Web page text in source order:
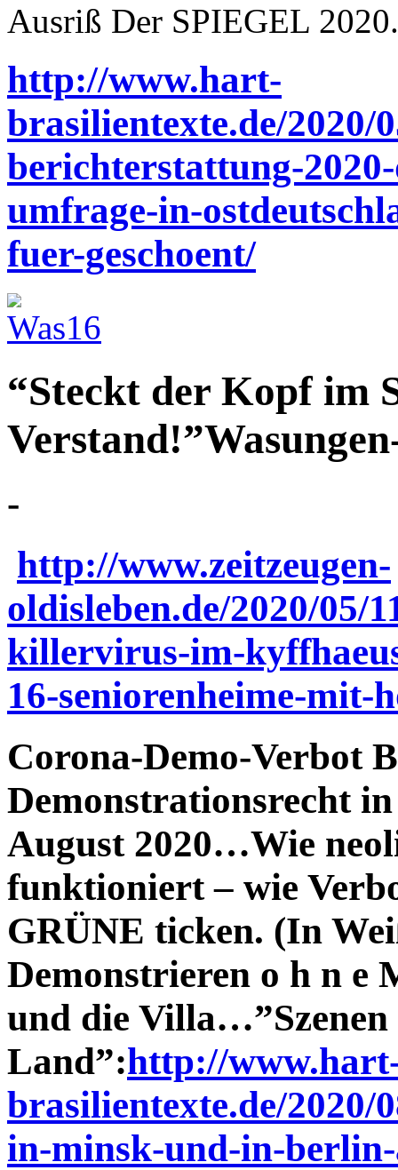
Ausriß Der SPIEGEL 2020.
http://www.hart-
brasilientexte.de/2020/
berichterstattung-
umfrage-in-
fuer-geschoent/
“Steckt der Kopf im
-
http://www.zeitzeugen-
oldisleben.de/2020/05/
killervirus-im-
16-seniorenheime-mit-
Corona-Demo-Verbot
Demonstrationsrecht
August 2020…Wie
funktioniert – wie
GRÜNE ticken. (In
Demonstrieren o h n e
und die Villa…”Szenen
Land”:http://
brasilientexte.de/2020/
in-minsk-und-in-